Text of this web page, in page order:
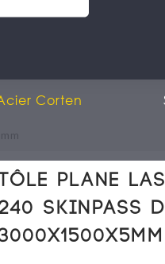
Corten
plane
skinpass